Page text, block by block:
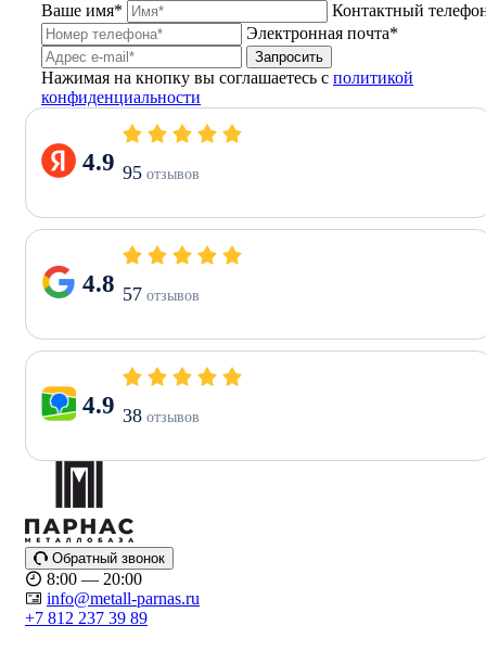
Ваше имя*
Контактный
Электронная почта*
Запросить
Нажимая на кнопку вы соглашаетесь с политикой
конфиденциальности
4.9 95 отзывов
4.8 57 отзывов
4.9 38 отзывов
Обратный звонок
8:00 — 20:00
info@metall-parnas.ru
+7 812 237 39 89